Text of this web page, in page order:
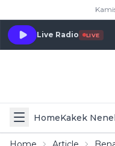
Live Radio LIVE
HomeKakek